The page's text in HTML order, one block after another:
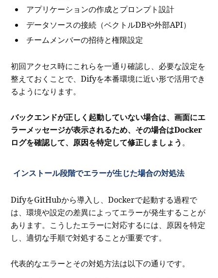
アプリケーションの作成とプロンプト設計
データソースの接続（ベクトルDBや外部API）
チームメンバーの招待と権限設定
初回アクセス時にこれらを一通り確認し、必要な設定を
整えておくことで、Difyを本番環境に近い形で活用でき
るようになります。
バックエンドが正しく起動していない場合は、画面にエ
ラーメッセージが表示されるため、その場合はDocker
ログを確認して、原因を特定して修正しましょう。
インストール段階でエラーが生じた場合の対処法
DifyをGitHubから導入し、Dockerで起動する過程で
は、環境や設定の差異によってエラーが発生することが
あります。こうしたエラーに対応するには、原因を特定
し、適切な手順で対処することが重要です。
代表的なエラーとその対処方法は以下の通りです。